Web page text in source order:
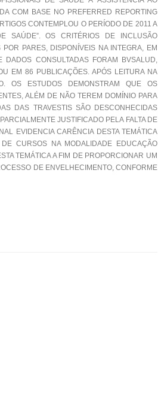
COM BASE NO PREFERRED REPORTING
CONTEMPLOU O PERÍODO DE 2011 A
SAÚDE”. OS CRITÉRIOS DE INCLUSÃO
PARES, DISPONÍVEIS NA INTEGRA, EM
DADOS CONSULTADAS FORAM BVSALUD,
EM 86 PUBLICAÇÕES. APÓS LEITURA NA
OS ESTUDOS DEMONSTRAM QUE OS
ALÉM DE NÃO TEREM DOMÍNIO PARA
DAS TRAVESTIS SÃO DESCONHECIDAS
JUSTIFICADO PELA FALTA DE
EVIDENCIA CARÊNCIA DESTA TEMÁTICA
CURSOS NA MODALIDADE EDUCAÇÃO
TEMÁTICA A FIM DE PROPORCIONAR UM
DE ENVELHECIMENTO, CONFORME